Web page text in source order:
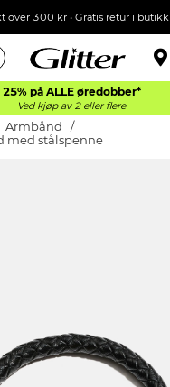
over 300 kr • Gratis retur i butikk
25% på ALLE øredobber*
Ved kjøp av 2 eller flere
Armbånd
med stålspenne